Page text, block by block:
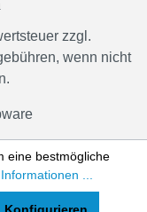
zzgl.
wenn nicht
eine bestmögliche
...